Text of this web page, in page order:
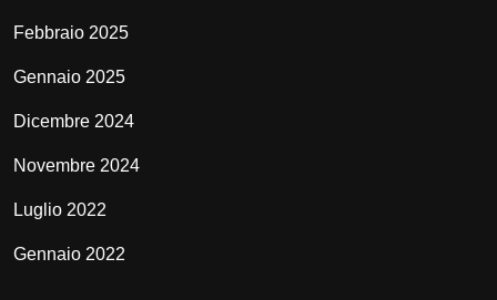
Febbraio 2025
Gennaio 2025
Dicembre 2024
Novembre 2024
Luglio 2022
Gennaio 2022